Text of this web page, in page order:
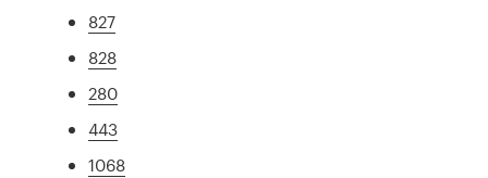
827
828
280
443
1068